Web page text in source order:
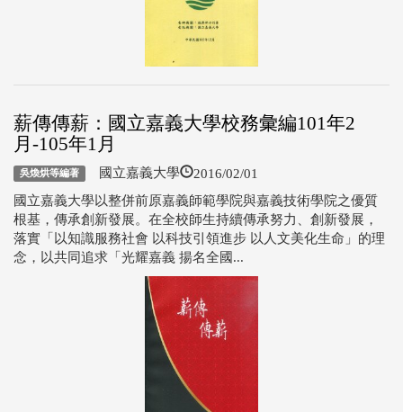
薪傳傳薪：國立嘉義大學校務彙編101年2
月-105年1月
吳煥烘等編著 國立嘉義大學 2016/02/01
國立嘉義大學以整併前原嘉義師範學院與嘉義技術學院之優質
根基，傳承創新發展。在全校師生持續傳承努力、創新發展，
落實「以知識服務社會 以科技引領進步 以人文美化生命」的理
念，以共同追求「光耀嘉義 揚名全國...